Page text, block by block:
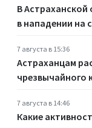
В
в нападении на
7 августа в 15:36
Астраханцам
чрезвычайного
7 августа в 14:46
Какие